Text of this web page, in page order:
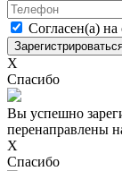
Согласен(а)
X
Спасибо
Вы успешно
перенаправлены
X
Спасибо